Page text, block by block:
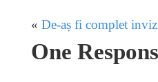
« De-aș fi complet
One